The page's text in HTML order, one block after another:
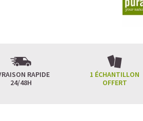
RAPIDE
24/48H
1 ÉCHANTILLON
OFFERT